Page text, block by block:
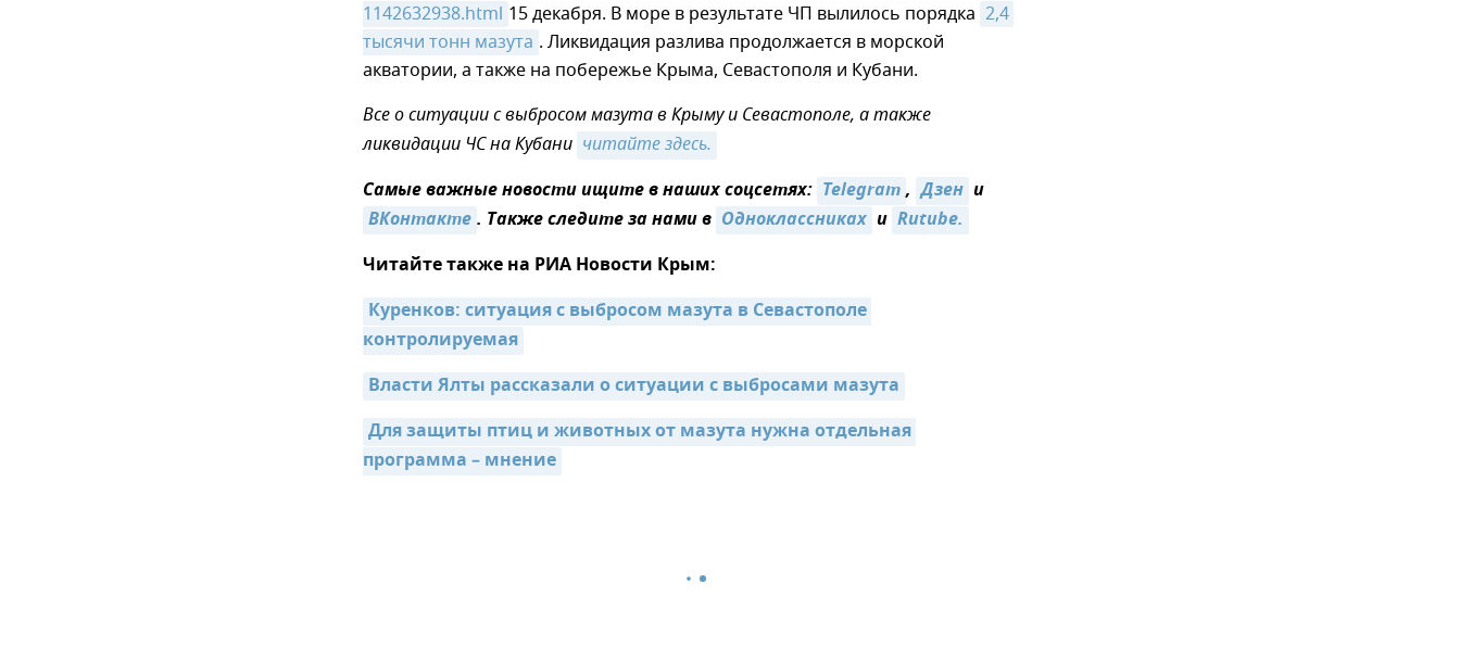
1142632938.html 15 декабря. В море в результате ЧП вылилось порядка 2,4
тысячи тонн мазута . Ликвидация разлива продолжается в морской
акватории, а также на побережье Крыма, Севастополя и Кубани.
Все о ситуации с выбросом мазута в Крыму и Севастополе, а также
ликвидации ЧС на Кубани читайте здесь.
Самые важные новости ищите в наших соцсетях: Telegram, Дзен и
ВКонтакте. Также следите за нами в Одноклассниках и Rutube.
Читайте также на РИА Новости Крым:
Куренков: ситуация с выбросом мазута в Севастополе
контролируемая
Власти Ялты рассказали о ситуации с выбросами мазута
Для защиты птиц и животных от мазута нужна отдельная
программа – мнение